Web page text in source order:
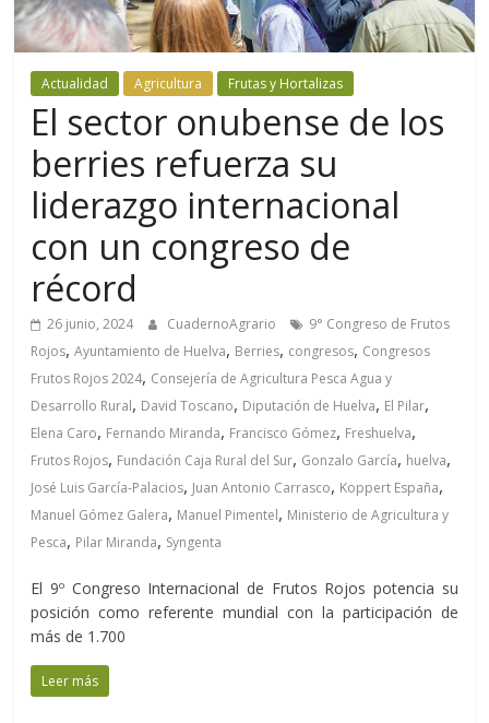
Actualidad Agricultura Frutas y Hortalizas
El sector onubense de los
berries refuerza su
liderazgo internacional
con un congreso de
récord
26 junio, 2024 CuadernoAgrario
9° Congreso de Frutos
Rojos,Ayuntamiento de Huelva, Berries, congresos, Congresos
Frutos Rojos 2024, Consejería de Agricultura Pesca Agua y
Desarrollo Rural, David Toscano, Diputación de Huelva, El Pilar,
Elena Caro, Fernando Miranda, Francisco Gómez, Freshuelva,
Frutos Rojos, Fundación Caja Rural del Sur, Gonzalo García, huelva,
José Luis García-Palacios, Juan Antonio Carrasco, Koppert España,
Manuel Gómez Galera, Manuel Pimentel, Ministerio de Agricultura y
Pesca, Pilar Miranda, Syngenta
El 9º Congreso Internacional de Frutos Rojos potencia su
posición como referente mundial con la participación de
más de 1.700
Leer más